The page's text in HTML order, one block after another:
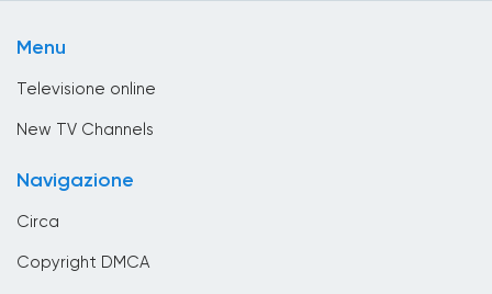
Menu
Televisione online
New TV Channels
Navigazione
Circa
Copyright DMCA